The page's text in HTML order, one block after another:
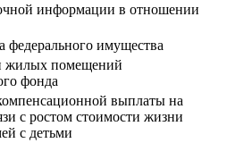
информации в отношении
федерального имущества
жилых помещений
фонда
выплаты на
с ростом стоимости жизни
с детьми